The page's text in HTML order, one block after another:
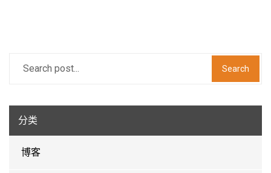
Search
分类
博客